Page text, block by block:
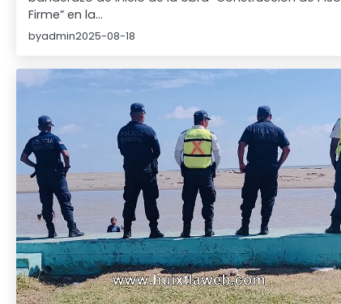
Firme” en la…
byadmin2025-08-18